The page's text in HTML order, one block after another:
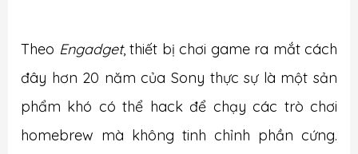
Theo Engadget, thiết bị chơi game ra mắt cách
đây hơn 20 năm của Sony thực sự là một sản
phẩm khó có thể hack để chạy các trò chơi
homebrew mà không tinh chỉnh phần cứng.